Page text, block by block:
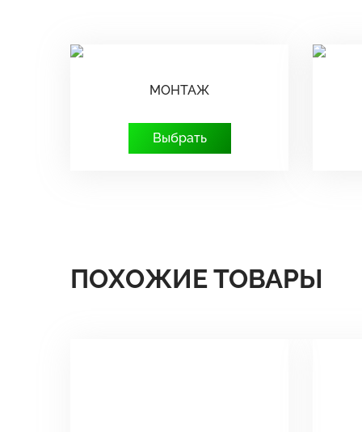
МОНТАЖ
Выбрать
ПОХОЖИЕ ТОВАРЫ